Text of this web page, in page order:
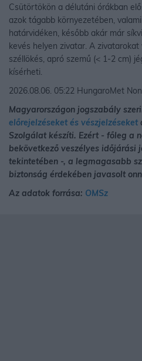
Csütörtökön a délutáni órákban
azok tágabb környezetében,
határvidéken, később akár már
kevés helyen zivatar. A zivatarokat
széllökés, apró szemű (< 1-2 cm)
kísérheti.
2026.08.06. 05:22 HungaroMet
Magyarországon jogszabály
előrejelzéseket és vészjelzéseket
Szolgálat készíti. Ezért - főleg a
bekövetkező veszélyes időjárási
tekintetében -, a legmagasabb
biztonság érdekében javasolt
Az adatok forrása: OMSz